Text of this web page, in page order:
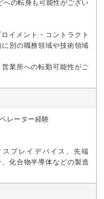
の転身も可能性がござい
イメント・コントラクト
別の職務領域や技術領域
業所への転勤可能性がご
レーター経験
プレイデバイス、先端
化合物半導体などの製造